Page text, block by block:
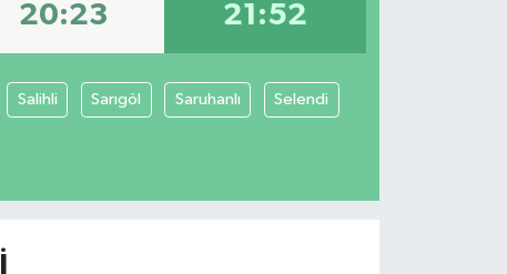
20:23 21:52
Salihli Sarıgöl Saruhanlı Selendi